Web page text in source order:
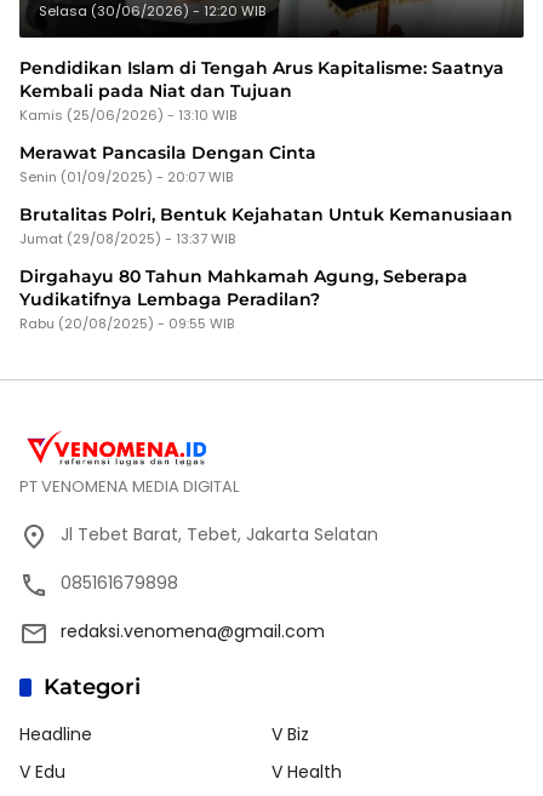
Selasa (30/06/2026) - 12:20 WIB
Pendidikan Islam di Tengah Arus Kapitalisme: Saatnya
Kembali pada Niat dan Tujuan
Kamis (25/06/2026) - 13:10 WIB
Merawat Pancasila Dengan Cinta
Senin (01/09/2025) - 20:07 WIB
Brutalitas Polri, Bentuk Kejahatan Untuk Kemanusiaan
Jumat (29/08/2025) - 13:37 WIB
Dirgahayu 80 Tahun Mahkamah Agung, Seberapa
Yudikatifnya Lembaga Peradilan?
Rabu (20/08/2025) - 09:55 WIB
PT VENOMENA MEDIA DIGITAL
Jl Tebet Barat, Tebet, Jakarta Selatan
085161679898
redaksi.venomena@gmail.com
Kategori
Headline
V Biz
V Edu
V Health